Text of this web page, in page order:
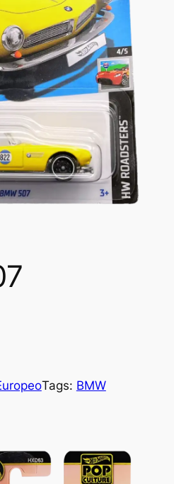
Tags: BMW